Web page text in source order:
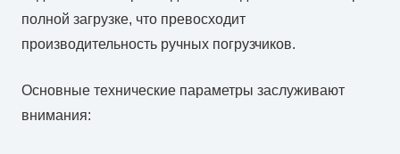
полной загрузке, что превосходит
производительность ручных погрузчиков.
Основные технические параметры заслуживают
внимания: